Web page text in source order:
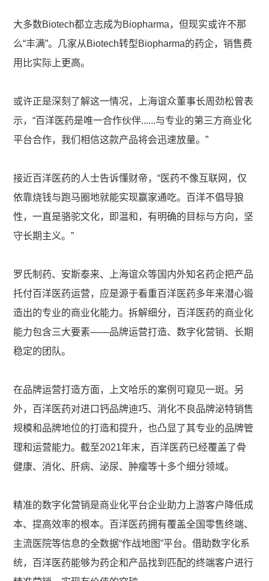
大多数Biotech都立志成为Biopharma，但现实或许不那
么“丰满”。几家从Biotech转型Biopharma的药企，销售费
用比实际上更高。
或许正是深刻了解这一情况，上海谊众董事长周劲松曾表
示，“百洋医药是唯一合作伙伴......与专业的第三方商业化
平台合作，我们相信这款产品将会迅速放量。”
接近百洋医药的人士告诉懂财帝，“医药不像互联网，仅
依靠烧钱与跑马圈地就能实现赢家通吃。百洋不倡导狼
性，一直是骆驼文化，即温和，有明确的目标与方向，坚
守长期主义。”
罗氏制药、安斯泰来、上海谊众等国内外知名药企把产品
托付百洋医药运营，应是源于看重百洋医药多年来潜心锻
造出的专业的商业化能力。拆解细分，百洋医药的商业化
能力包含三大要素——品牌运营打造、数字化营销、长期
稳定的团队。
在品牌运营打造方面，上文哈乐的案例可窥见一斑。另
外，百洋医药对进口钙品牌迪巧、消化不良品牌泌特销售
规模和品牌地位的打造和提升，也凸显了其专业的品牌管
理和运营能力。截至2021年末，百洋医药已经覆盖了骨
健康、消化、肝病、泌尿、肿瘤等十多个细分领域。
精准的数字化营销是商业化平台企业助力上游客户降低成
本、提高效率的根本。百洋医药拥有覆盖全国零售终端、
主流医院等信息的全数据“作战地图”平台。借助数字化系
统，百洋医药能够为药企和产品找到匹配的终端客户进行